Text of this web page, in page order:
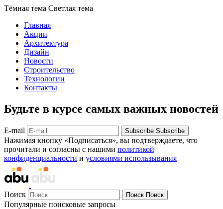
Тёмная тема Светлая тема
Главная
Акции
Архитектура
Дизайн
Новости
Строительство
Технологии
Контакты
Будьте в курсе самых важных новостей
E-mail Subscribe Subscribe
Нажимая кнопку «Подписаться», вы подтверждаете, что
прочитали и согласны с нашими политикой
конфиденциальности и условиями использывания
Поиск Поиск Поиск
Популярные поисковые запросы